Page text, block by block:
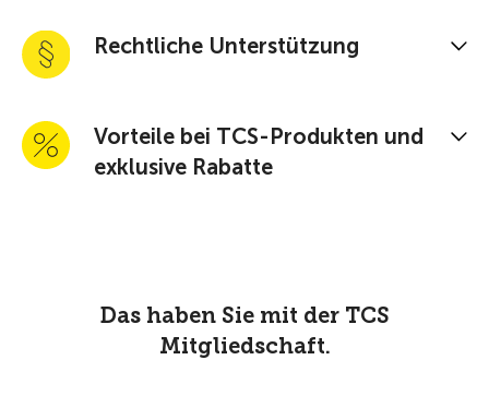
Rechtliche Unterstützung
Vorteile bei TCS-Produkten und
exklusive Rabatte
Das haben Sie mit der TCS
Mitgliedschaft.